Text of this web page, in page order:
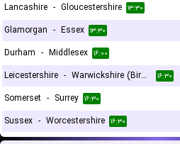
Lancashire - Gloucestershire ۱۳:۳۰
Glamorgan - Essex ۱۳:۳۰
Durham - Middlesex ۱۶:۰۰
Leicestershire - Warwickshire (Birmingham) Bears ۱۶:۳۰
Somerset - Surrey ۱۶:۳۰
Sussex - Worcestershire ۱۶:۳۰